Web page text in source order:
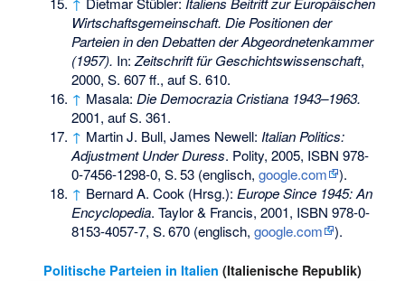
Wirtschaftsgemeinschaft. Die Positionen der
Parteien in den Debatten der Abgeordnetenkammer
(1957). In:Zeitschrift für Geschichtswissenschaft,
2000, S. 607 ff., auf S. 610.
↑ Masala:Die Democrazia Cristiana 1943–1963.
2001, auf S. 361.
↑ Martin J. Bull, James Newell: Italian Politics:
Adjustment Under Duress. Polity, 2005, ISBN 978-
0-7456-1298-0,S.53 (englisch,google.com
).
↑ Bernard A. Cook (Hrsg.): Europe Since 1945: An
Encyclopedia. Taylor & Francis, 2001, ISBN 978-0-
8153-4057-7,S.670 (englisch,google.com ).
Politische Parteien in Italien (Italienische Republik)